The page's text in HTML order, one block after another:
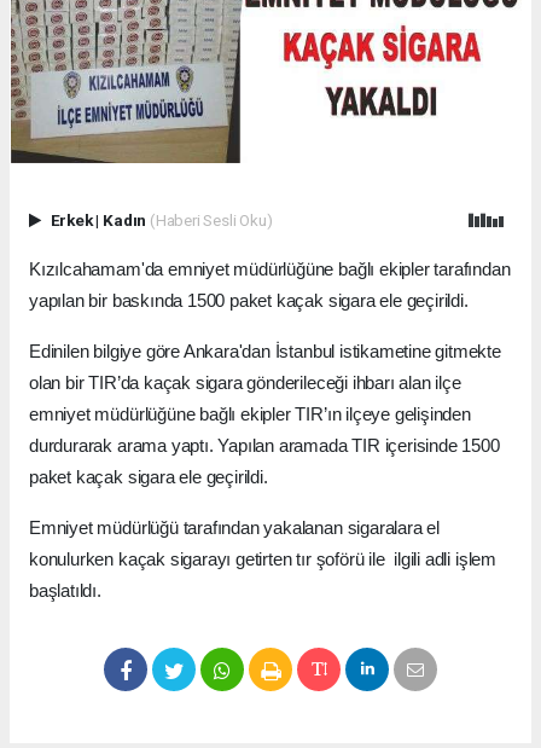
Erkek| Kadın (Haberi Sesli Oku)
Kızılcahamam'da emniyet müdürlüğüne bağlı ekipler tarafından
yapılan bir baskında 1500 paket kaçak sigara ele geçirildi.
Edinilen bilgiye göre Ankara'dan İstanbul istikametine gitmekte
olan bir TIR’da kaçak sigara gönderileceği ihbarı alan ilçe
emniyet müdürlüğüne bağlı ekipler TIR’ın ilçeye gelişinden
durdurarak arama yaptı. Yapılan aramada TIR içerisinde 1500
paket kaçak sigara ele geçirildi.
Emniyet müdürlüğü tarafından yakalanan sigaralara el
konulurken kaçak sigarayı getirten tır şoförü ile ilgili adli işlem
başlatıldı.